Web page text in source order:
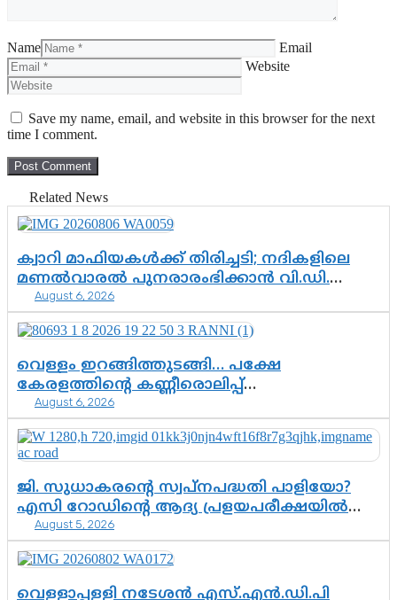
Name
Email
Website
Save my name, email, and website in this browser for the next
time I comment.
Related News
ക്വാറി മാഫിയകൾക്ക് തിരിച്ചടി; നദികളിലെ
മണൽവാരൽ പുനരാരംഭിക്കാൻ വി.ഡി.
സർക്കാർ തീരുമാനം
August 6, 2026
വെള്ളം ഇറങ്ങിത്തുടങ്ങി… പക്ഷേ
കേരളത്തിന്റെ കണ്ണീരൊലിപ്പ്
എന്നവസാനിക്കും?
August 6, 2026
ജി. സുധാകരന്റെ സ്വപ്നപദ്ധതി പാളിയോ?
എസി റോഡിന്റെ ആദ്യ പ്രളയപരീക്ഷയിൽ
ഉയരുന്നത് ഗുരുതര ചോദ്യങ്ങൾ
August 5, 2026
വെള്ളാപ്പള്ളി നടേശൻ എസ്.എൻ.ഡി.പി